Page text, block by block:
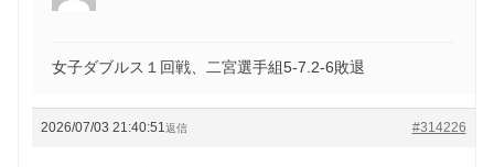
女子ダブルス１回戦、二宮選手組5-7.2-6敗退
2026/07/03 21:40:51 #314226
返信